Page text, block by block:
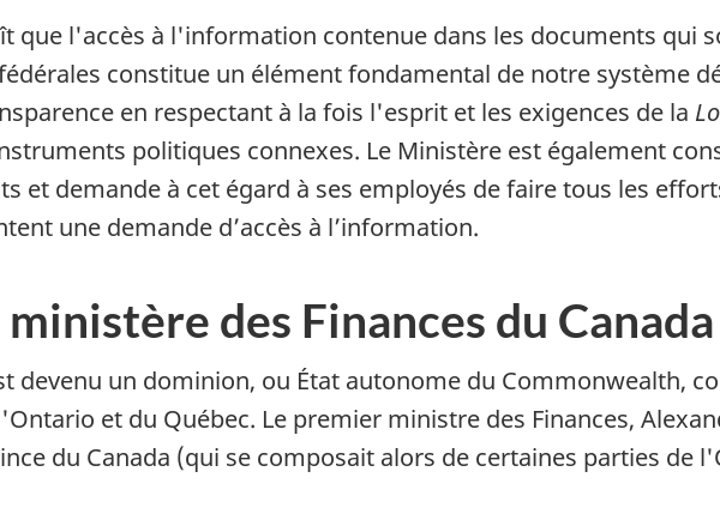
que l'accès à l'information contenue dans les documents qui
constitue un élément fondamental de notre système
en respectant à la fois l'esprit et les exigences de la
politiques connexes. Le Ministère est également
et demande à cet égard à ses employés de faire tous les
une demande d’accès à l’information.
ministère des Finances du Canada
devenu un dominion, ou État autonome du Commonwealth,
et du Québec. Le premier ministre des Finances,
du Canada (qui se composait alors de certaines parties de